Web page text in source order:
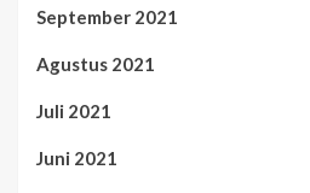
September 2021
Agustus 2021
Juli 2021
Juni 2021